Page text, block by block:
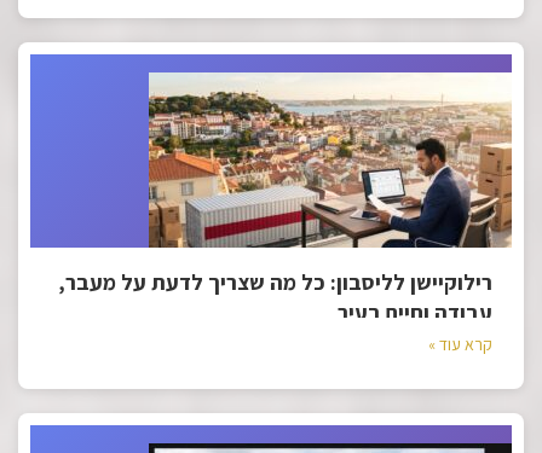
רילוקיישן לליסבון: כל מה שצריך לדעת על מעבר,
עבודה וחיים בעיר
קרא עוד »